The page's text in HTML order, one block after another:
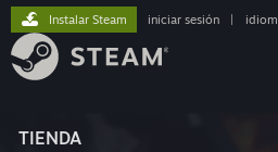
TIENDA
Instalar Steam iniciar sesión